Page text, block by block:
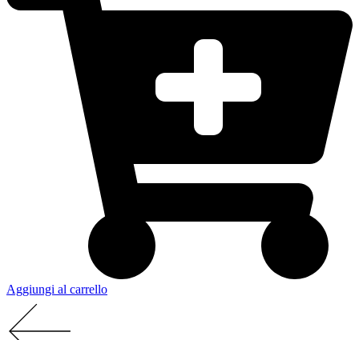
Aggiungi al carrello